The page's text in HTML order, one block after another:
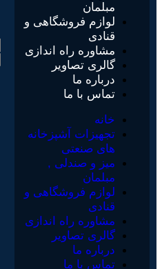
مبلمان
لوازم فروشگاهی و
قنادی
مشاوره راه اندازی
گالری تصاویر
درباره ما
تماس با ما
خانه
تجهیزات آشپزخانه
های صنعتی
میز و صندلی ,
مبلمان
لوازم فروشگاهی و
قنادی
مشاوره راه اندازی
گالری تصاویر
درباره ما
تماس با ما